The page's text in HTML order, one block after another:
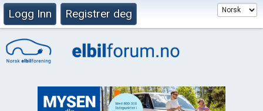
Logg Inn Registrer deg